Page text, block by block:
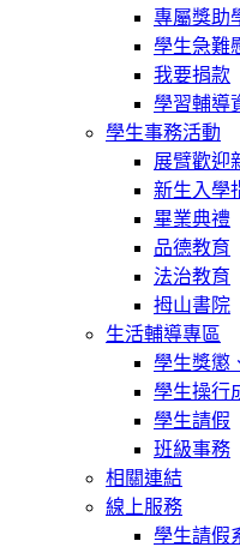
專屬獎助
學生急難
我要捐款
學習輔導
學生事務活動
展臂歡迎
新生入學
畢業典禮
品德教育
法治教育
拇山書院
生活輔導專區
學生獎懲
學生操行
學生請假
班級事務
相關連結
線上服務
學生請假